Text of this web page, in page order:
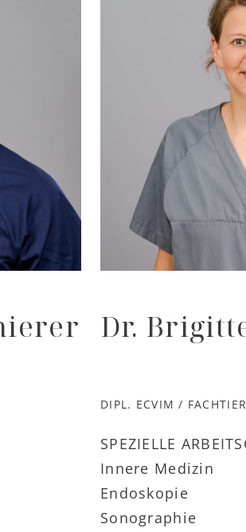
Dr.
DIPL. ECVIM /
SPEZIELLE
Innere Medizin
Endoskopie
Sonographie